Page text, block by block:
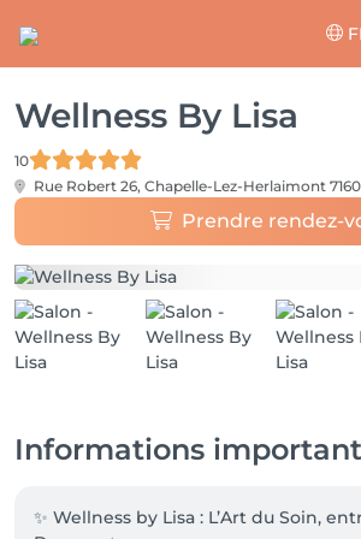
Wellness By Lisa
10
Rue Robert 26, Chapelle-Lez-Herlaimont 7160
Prendre rendez-
Informations
✨ Wellness by Lisa : L’Art du Soin,